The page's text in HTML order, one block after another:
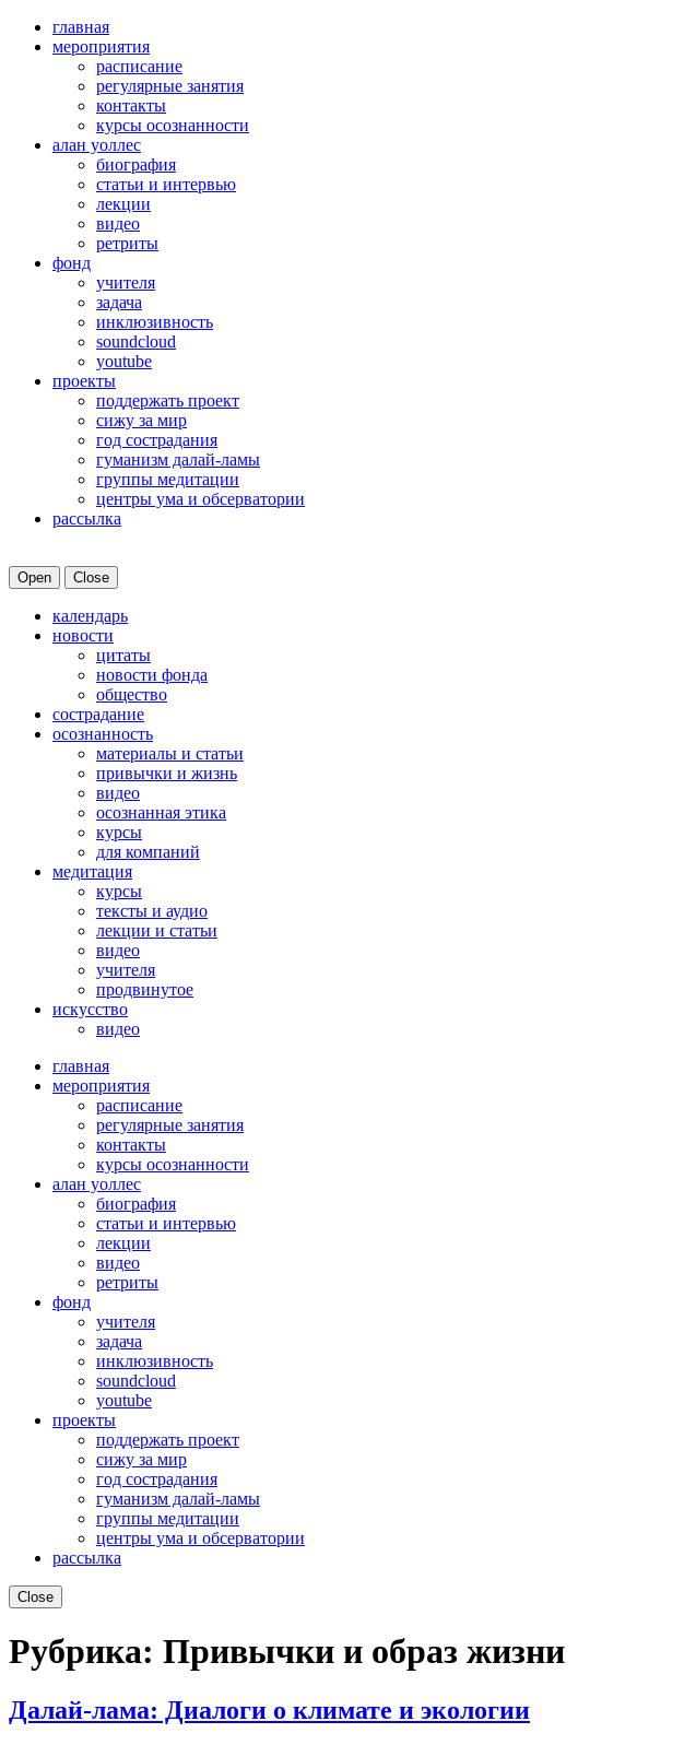
главная
мероприятия
расписание
регулярные занятия
контакты
курсы осознанности
алан уоллес
биография
статьи и интервью
лекции
видео
ретриты
фонд
учителя
задача
инклюзивность
soundcloud
youtube
проекты
поддержать проект
сижу за мир
год сострадания
гуманизм далай-ламы
группы медитации
центры ума и обсерватории
рассылка
Open Close
календарь
новости
цитаты
новости фонда
общество
сострадание
осознанность
материалы и статьи
привычки и жизнь
видео
осознанная этика
курсы
для компаний
медитация
курсы
тексты и аудио
лекции и статьи
видео
учителя
продвинутое
искусство
видео
главная
мероприятия
расписание
регулярные занятия
контакты
курсы осознанности
алан уоллес
биография
статьи и интервью
лекции
видео
ретриты
фонд
учителя
задача
инклюзивность
soundcloud
youtube
проекты
поддержать проект
сижу за мир
год сострадания
гуманизм далай-ламы
группы медитации
центры ума и обсерватории
рассылка
Close
Рубрика: Привычки и образ жизни
Далай-лама: Диалоги о климате и экологии